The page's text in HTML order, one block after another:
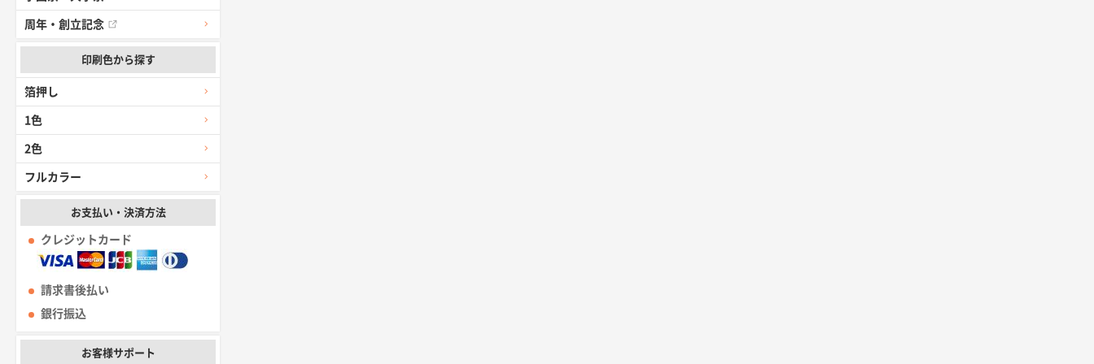
周年・創立記念
印刷色から探す
箔押し
1色
2色
フルカラー
お支払い・決済方法
クレジットカード
請求書後払い
銀行振込
お客様サポート